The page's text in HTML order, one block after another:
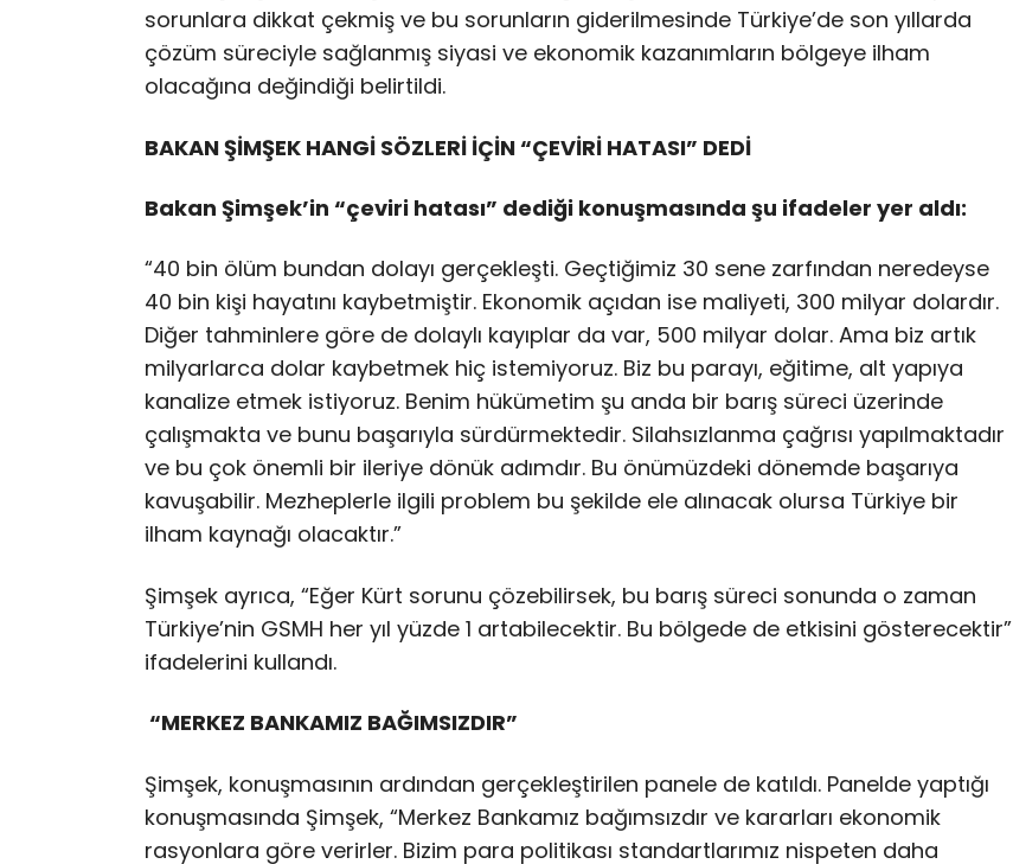
sorunlara dikkat çekmiş ve bu sorunların giderilmesinde Türkiye’de son yıllarda
çözüm süreciyle sağlanmış siyasi ve ekonomik kazanımların bölgeye ilham
olacağına değindiği belirtildi.
BAKAN ŞİMŞEK HANGİ SÖZLERİ İÇİN “ÇEVİRİ HATASI” DEDİ
Bakan Şimşek’in “çeviri hatası” dediği konuşmasında şu ifadeler yer aldı:
“40 bin ölüm bundan dolayı gerçekleşti. Geçtiğimiz 30 sene zarfından neredeyse
40 bin kişi hayatını kaybetmiştir. Ekonomik açıdan ise maliyeti, 300 milyar dolardır.
Diğer tahminlere göre de dolaylı kayıplar da var, 500 milyar dolar. Ama biz artık
milyarlarca dolar kaybetmek hiç istemiyoruz. Biz bu parayı, eğitime, alt yapıya
kanalize etmek istiyoruz. Benim hükümetim şu anda bir barış süreci üzerinde
çalışmakta ve bunu başarıyla sürdürmektedir. Silahsızlanma çağrısı yapılmaktadır
ve bu çok önemli bir ileriye dönük adımdır. Bu önümüzdeki dönemde başarıya
kavuşabilir. Mezheplerle ilgili problem bu şekilde ele alınacak olursa Türkiye bir
ilham kaynağı olacaktır.”
Şimşek ayrıca, “Eğer Kürt sorunu çözebilirsek, bu barış süreci sonunda o zaman
Türkiye’nin GSMH her yıl yüzde 1 artabilecektir. Bu bölgede de etkisini gösterecektir”
ifadelerini kullandı.
“MERKEZ BANKAMIZ BAĞIMSIZDIR”
Şimşek, konuşmasının ardından gerçekleştirilen panele de katıldı. Panelde yaptığı
konuşmasında Şimşek, “Merkez Bankamız bağımsızdır ve kararları ekonomik
rasyonlara göre verirler. Bizim para politikası standartlarımız nispeten daha